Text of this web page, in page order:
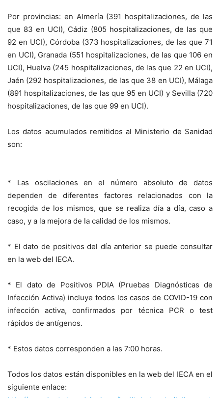
Por provincias: en Almería (391 hospitalizaciones, de las
que 83 en UCI), Cádiz (805 hospitalizaciones, de las que
92 en UCI), Córdoba (373 hospitalizaciones, de las que 71
en UCI), Granada (551 hospitalizaciones, de las que 106 en
UCI), Huelva (245 hospitalizaciones, de las que 22 en UCI),
Jaén (292 hospitalizaciones, de las que 38 en UCI), Málaga
(891 hospitalizaciones, de las que 95 en UCI) y Sevilla (720
hospitalizaciones, de las que 99 en UCI).
Los datos acumulados remitidos al Ministerio de Sanidad
son:
* Las oscilaciones en el número absoluto de datos
dependen de diferentes factores relacionados con la
recogida de los mismos, que se realiza día a día, caso a
caso, y a la mejora de la calidad de los mismos.
* El dato de positivos del día anterior se puede consultar
en la web del IECA.
* El dato de Positivos PDIA (Pruebas Diagnósticas de
Infección Activa) incluye todos los casos de COVID-19 con
infección activa, confirmados por técnica PCR o test
rápidos de antígenos.
* Estos datos corresponden a las 7:00 horas.
Todos los datos están disponibles en la web del IECA en el
siguiente enlace: